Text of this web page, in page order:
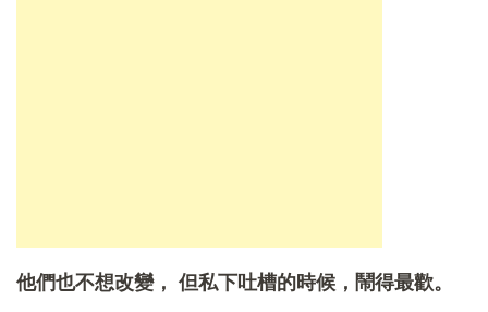
他們也不想改變， 但私下吐槽的時候，鬧得最歡。